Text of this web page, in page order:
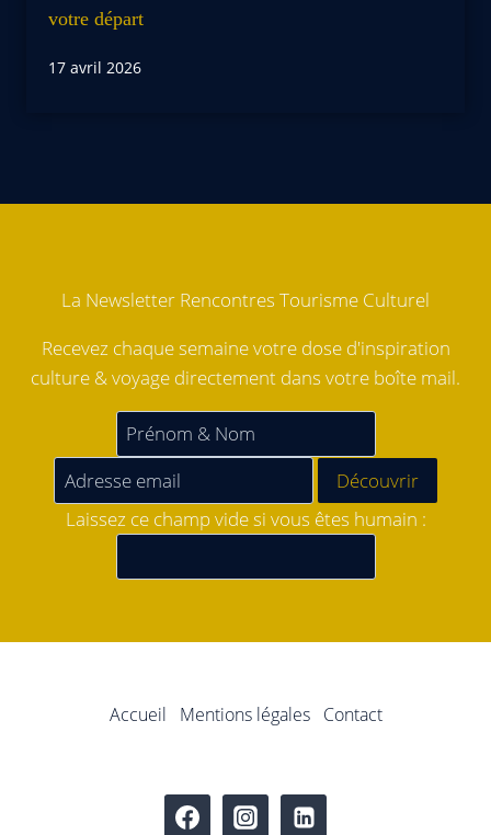
votre départ
17 avril 2026
La Newsletter Rencontres Tourisme Culturel
Recevez chaque semaine votre dose d'inspiration
culture & voyage directement dans votre boîte mail.
Laissez ce champ vide si vous êtes humain :
Accueil Mentions légales Contact